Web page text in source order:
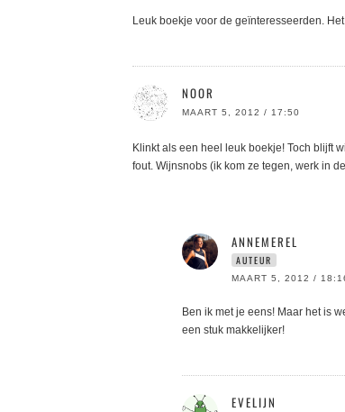
Leuk boekje voor de geïnteresseerden.
NOOR
MAART 5, 2012 / 17:50
Klinkt als een heel leuk boekje! Toch blijft
fout. Wijnsnobs (ik kom ze tegen, werk in
ANNEMEREL
AUTEUR
MAART 5, 2012 /
Ben ik met je eens! Maar het is
een stuk makkelijker!
EVELIJN